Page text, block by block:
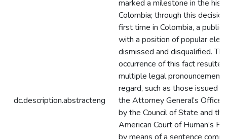
dc.description.abstracteng
marked a milestone in the
Colombia; through this
first time in Colombia, a public
with a position of popular
dismissed and disqualified. The
occurrence of this fact
multiple legal
regard, such as those issued
the Attorney General’s Office,
by the Council of State and
American Court of Human’s